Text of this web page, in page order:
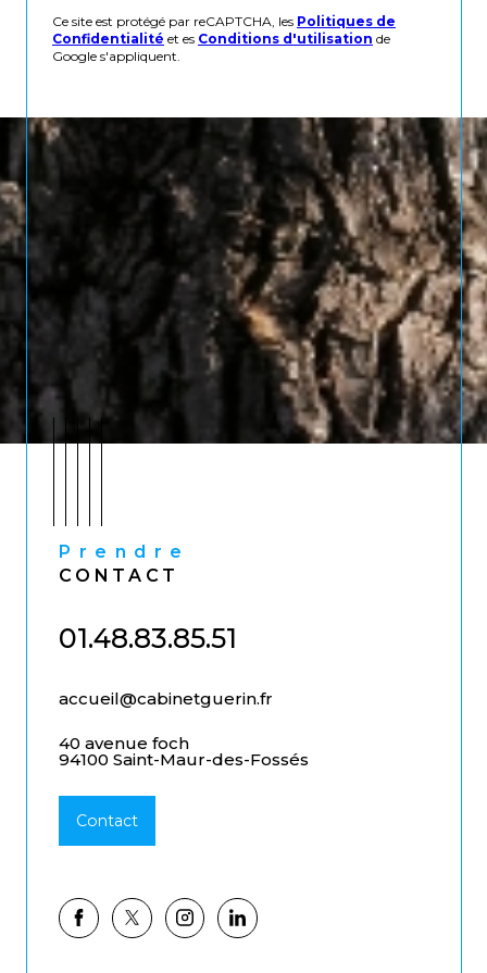
Ce site est protégé par reCAPTCHA, les Politiques de
Confidentialité et es Conditions d'utilisation de
Google s'appliquent.
Prendre
CONTACT
01.48.83.85.51
accueil@cabinetguerin.fr
40 avenue foch
94100 Saint-Maur-des-Fossés
Contact